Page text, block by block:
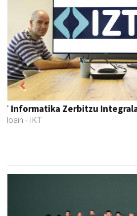
Aldama tapia aholkularitza
Andoain - Aholkularitza
Previous